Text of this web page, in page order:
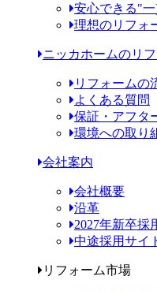
安心できる"
理想のリフォ
ニッカホームのリ
リフォームの
よくある質問
保証・アフタ
環境への取り
会社案内
会社概要
沿革
2027年新卒採
中途採用サイ
リフォーム市場